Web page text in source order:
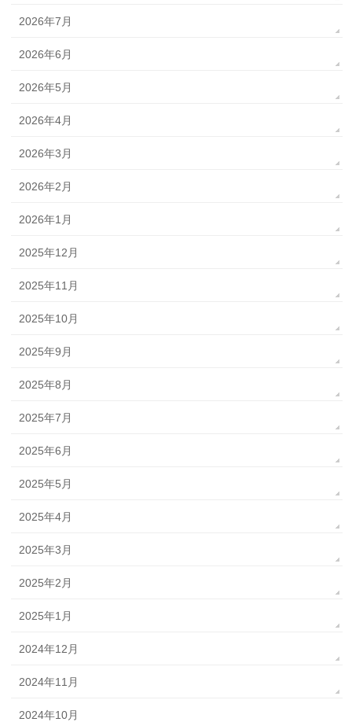
2026年7月
2026年6月
2026年5月
2026年4月
2026年3月
2026年2月
2026年1月
2025年12月
2025年11月
2025年10月
2025年9月
2025年8月
2025年7月
2025年6月
2025年5月
2025年4月
2025年3月
2025年2月
2025年1月
2024年12月
2024年11月
2024年10月